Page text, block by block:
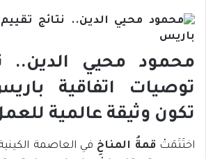
محمود محيي الدين..
توصيات اتفاقية
تكون وثيقة عالمية
اختَتَمَتْ قمةُ المناخِ في العاصمة